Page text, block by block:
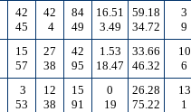
42
45
42
4
84
49
16.51
3.49
59.18
34.72
3
9
15
57
27
38
42
95
1.53
18.47
33.66
46.32
10
6
3
53
12
38
15
91
0
19
26.28
75.22
13
1